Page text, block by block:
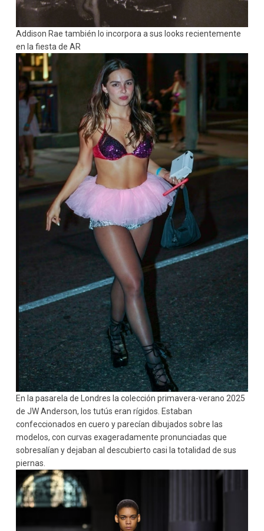
Addison Rae también lo incorpora a sus looks recientemente
en la fiesta de AR
En la pasarela de Londres la colección primavera-verano 2025
de JW Anderson, los tutús eran rígidos. Estaban
confeccionados en cuero y parecían dibujados sobre las
modelos, con curvas exageradamente pronunciadas que
sobresalían y dejaban al descubierto casi la totalidad de sus
piernas.